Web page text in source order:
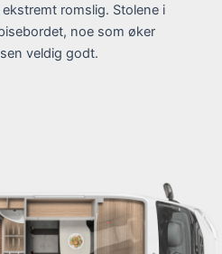
romslig. Stolene i
noe som øker
veldig godt.